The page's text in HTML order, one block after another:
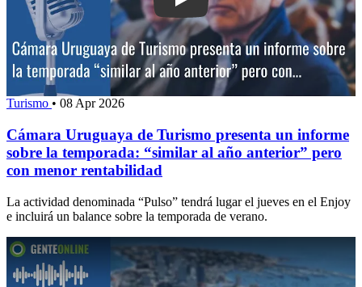
Play: Cámara Uruguaya de Turismo
Turismo • 08 Apr 2026
Cámara Uruguaya de Turismo presenta un informe
sobre la temporada: “similar al año anterior” pero
con menor rentabilidad
La actividad denominada “Pulso” tendrá lugar el jueves en el Enjoy
e incluirá un balance sobre la temporada de verano.